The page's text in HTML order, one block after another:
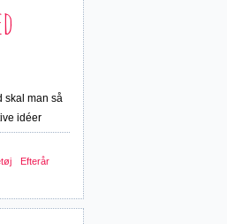
skal man så
idéer
Efterår